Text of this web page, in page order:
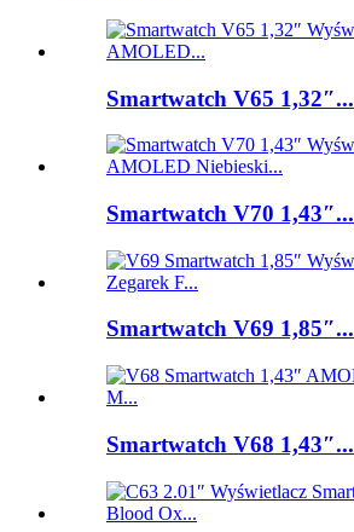
Smartwatch V65 1,32″...
Smartwatch V70 1,43″...
Smartwatch V69 1,85″...
Smartwatch V68 1,43″...